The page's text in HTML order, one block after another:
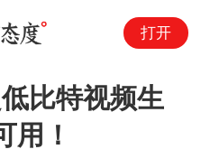
打开
比特视频生
用！